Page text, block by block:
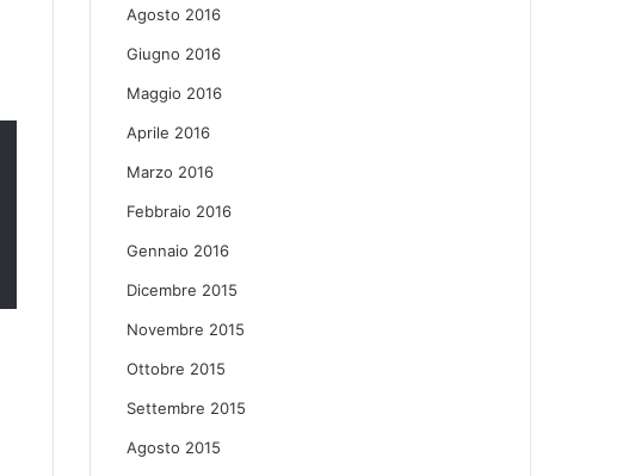
Agosto 2016
Giugno 2016
Maggio 2016
Aprile 2016
Marzo 2016
Febbraio 2016
Gennaio 2016
Dicembre 2015
Novembre 2015
Ottobre 2015
Settembre 2015
Agosto 2015